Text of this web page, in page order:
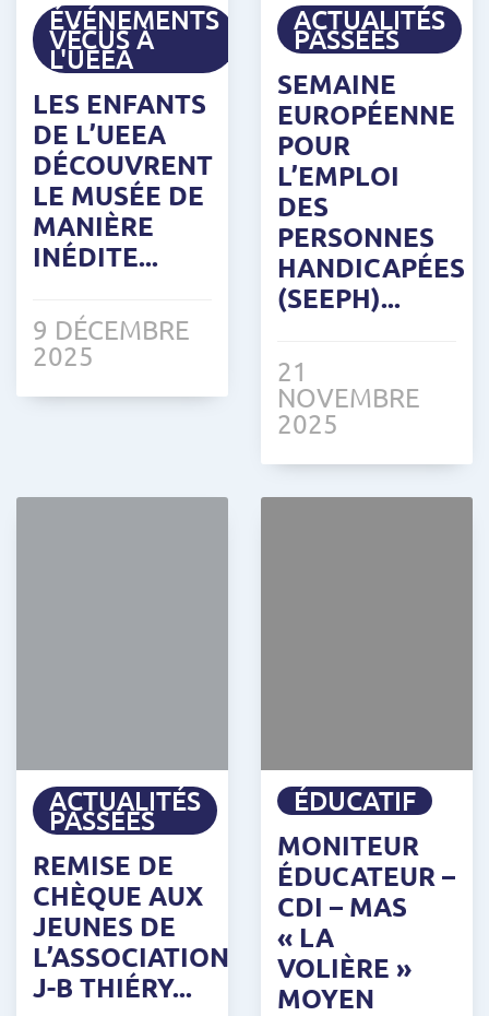
ÉVÉNEMENTS
VÉCUS À
L'UEEA
LES ENFANTS
DE L’UEEA
DÉCOUVRENT
LE MUSÉE DE
MANIÈRE
INÉDITE...
9 DÉCEMBRE
2025
ACTUALITÉS
PASSÉES
SEMAINE
EUROPÉENNE
POUR
L’EMPLOI
DES
PERSONNES
HANDICAPÉES
(SEEPH)...
21
NOVEMBRE
2025
ACTUALITÉS
PASSÉES
REMISE DE
CHÈQUE AUX
JEUNES DE
L’ASSOCIATION
J-B THIÉRY...
ÉDUCATIF
MONITEUR
ÉDUCATEUR –
CDI – MAS
« LA
VOLIÈRE »
MOYEN